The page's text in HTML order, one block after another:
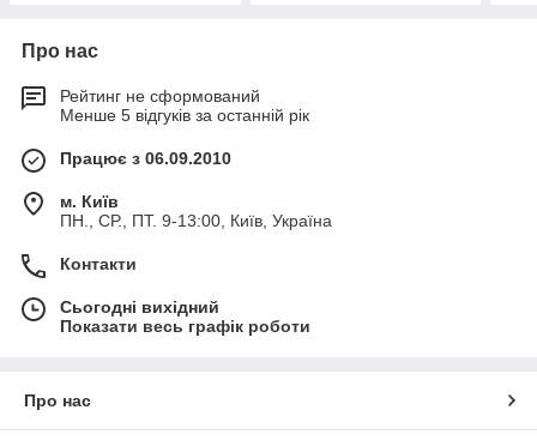
Про нас
Рейтинг не сформований
Менше 5 відгуків за останній рік
Працює з 06.09.2010
м. Київ
ПН., СР., ПТ. 9-13:00, Київ, Україна
Контакти
Сьогодні вихідний
Показати весь графік роботи
Про нас